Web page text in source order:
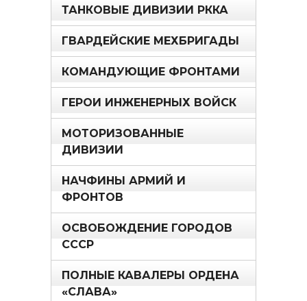
ТАНКОВЫЕ ДИВИЗИИ РККА
ГВАРДЕЙСКИЕ МЕХБРИГАДЫ
КОМАНДУЮЩИЕ ФРОНТАМИ
ГЕРОИ ИНЖЕНЕРНЫХ ВОЙСК
МОТОРИЗОВАННЫЕ
ДИВИЗИИ
НАЧФИНЫ АРМИЙ И
ФРОНТОВ
ОСВОБОЖДЕНИЕ ГОРОДОВ
СССР
ПОЛНЫЕ КАВАЛЕРЫ ОРДЕНА
«СЛАВА»